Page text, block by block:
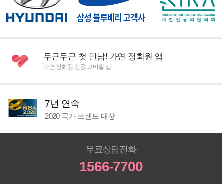
두근두근 첫 만남! 가연 정회원 앱
가연 정회원 전용 모바일 앱
7년 연속
2020 국가 브랜드 대상
무료상담전화
1566-7700